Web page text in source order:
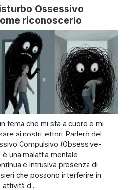
Ossessivo
riconoscerlo
tema che mi sta a cuore e mi
ai nostri lettori. Parlerò del
Compulsivo (Obsessive-
una malattia mentale
e intrusiva presenza di
che possono interferire in
d...